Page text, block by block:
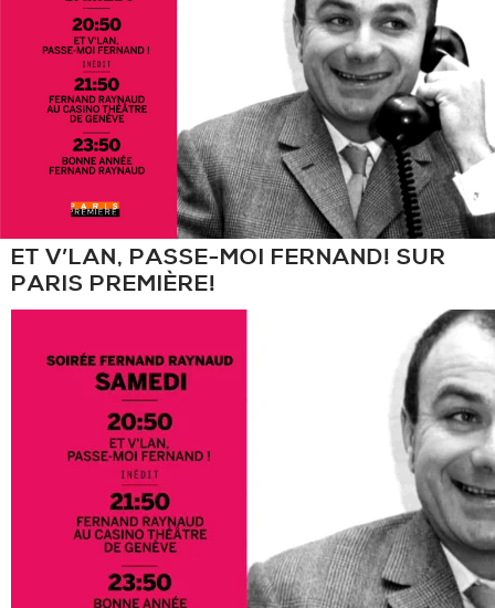
ET V’LAN, PASSE-MOI FERNAND! SUR
PARIS PREMIÈRE!